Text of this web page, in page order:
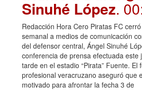
Sinuhé López.
Redacción Hora Cero Piratas FC
semanal a medios de comunicación
del defensor central, Ángel Sinuhé
conferencia de prensa efectuada este
tarde en el estadio “Pirata” Fuente. El
profesional veracruzano aseguró que
motivado para afrontar la fecha 3 de